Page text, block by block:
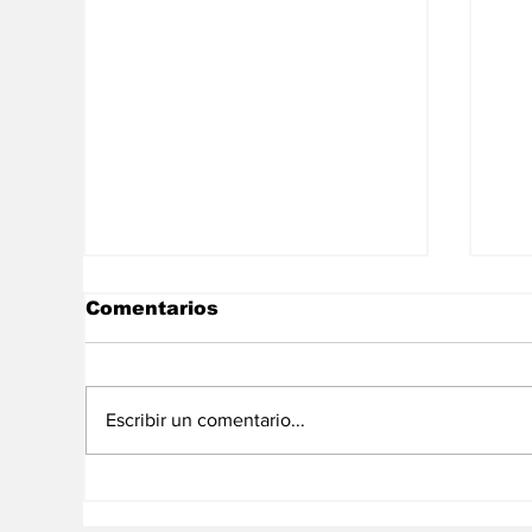
Comentarios
Escribir un comentario...